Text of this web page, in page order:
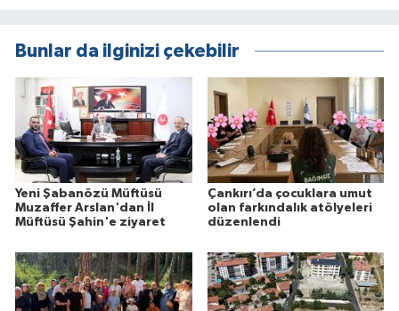
Bunlar da ilginizi çekebilir
Yeni Şabanözü Müftüsü
Muzaffer Arslan'dan İl
Müftüsü Şahin'e ziyaret
Çankırı’da çocuklara umut
olan farkındalık atölyeleri
düzenlendi